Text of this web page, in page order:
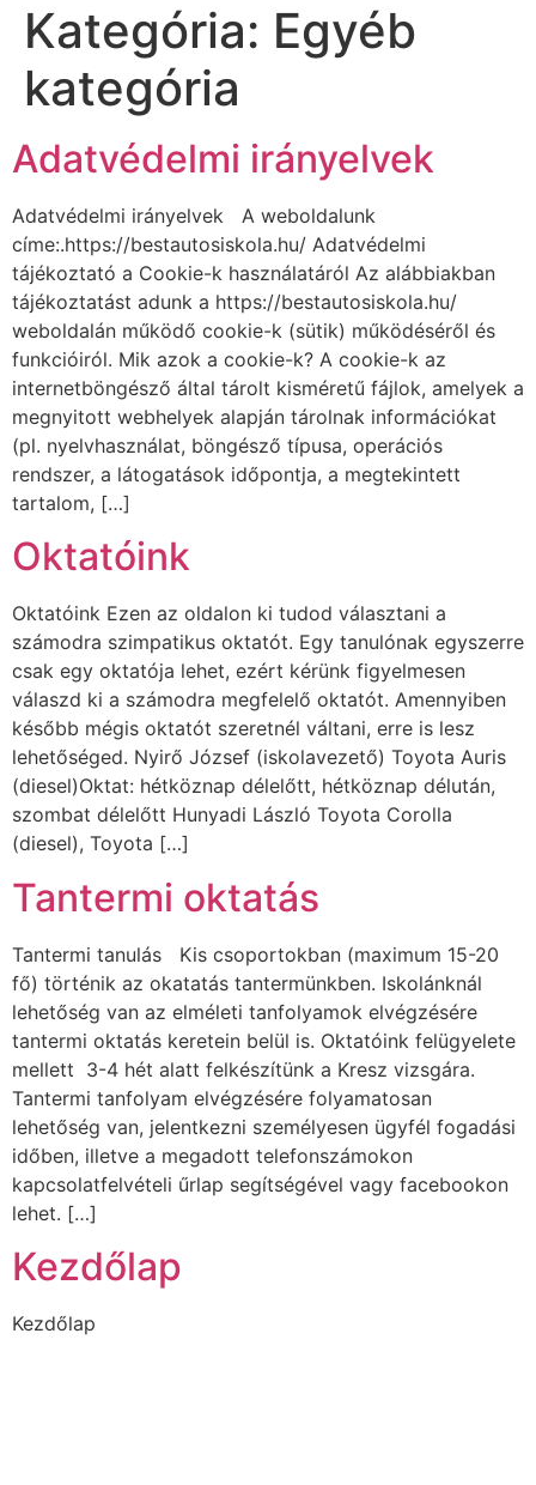
Kategória: Egyéb
kategória
Adatvédelmi irányelvek
Adatvédelmi irányelvek A weboldalunk
címe:.https://bestautosiskola.hu/ Adatvédelmi
tájékoztató a Cookie-k használatáról Az alábbiakban
tájékoztatást adunk a https://bestautosiskola.hu/
weboldalán működő cookie-k (sütik) működéséről és
funkcióiról. Mik azok a cookie-k? A cookie-k az
internetböngésző által tárolt kisméretű fájlok, amelyek a
megnyitott webhelyek alapján tárolnak információkat
(pl. nyelvhasználat, böngésző típusa, operációs
rendszer, a látogatások időpontja, a megtekintett
tartalom, […]
Oktatóink
Oktatóink Ezen az oldalon ki tudod választani a
számodra szimpatikus oktatót. Egy tanulónak egyszerre
csak egy oktatója lehet, ezért kérünk figyelmesen
válaszd ki a számodra megfelelő oktatót. Amennyiben
később mégis oktatót szeretnél váltani, erre is lesz
lehetőséged. Nyirő József (iskolavezető) Toyota Auris
(diesel)Oktat: hétköznap délelőtt, hétköznap délután,
szombat délelőtt Hunyadi László Toyota Corolla
(diesel), Toyota […]
Tantermi oktatás
Tantermi tanulás Kis csoportokban (maximum 15-20
fő) történik az okatatás tantermünkben. Iskolánknál
lehetőség van az elméleti tanfolyamok elvégzésére
tantermi oktatás keretein belül is. Oktatóink felügyelete
mellett 3-4 hét alatt felkészítünk a Kresz vizsgára.
Tantermi tanfolyam elvégzésére folyamatosan
lehetőség van, jelentkezni személyesen ügyfél fogadási
időben, illetve a megadott telefonszámokon
kapcsolatfelvételi űrlap segítségével vagy facebookon
lehet. […]
Kezdőlap
Kezdőlap